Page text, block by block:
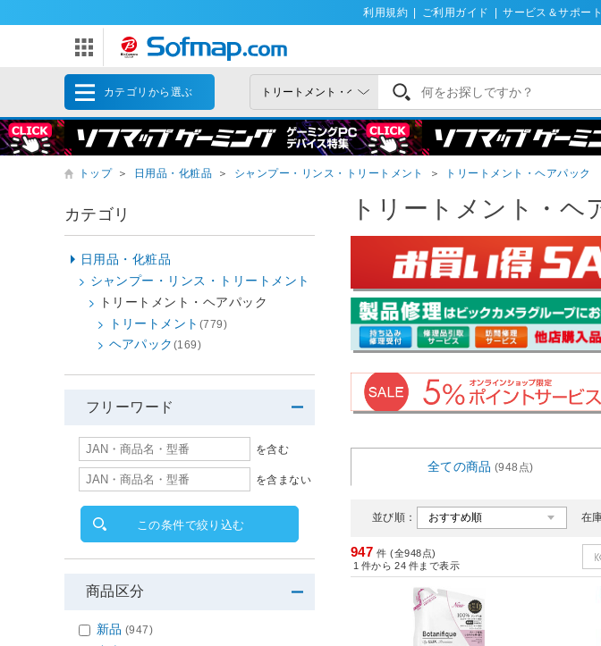
利用規約 ご利用ガイド サービス＆サポート
カテゴリから選ぶ
トップ ＞ 日用品・化粧品 ＞ シャンプー・リンス・トリートメント ＞ トリートメント・ヘアパック
トリートメント・ヘ
全ての商品 (948点)
並び順： 在
947 件 (全948点)
1 件から 24 件まで表示
カテゴリ
日用品・化粧品
シャンプー・リンス・トリートメント
トリートメント・ヘアパック
トリートメント (779)
ヘアパック (169)
フリーワード
を含む
を含まない
この条件で絞り込む
商品区分
新品 (947)